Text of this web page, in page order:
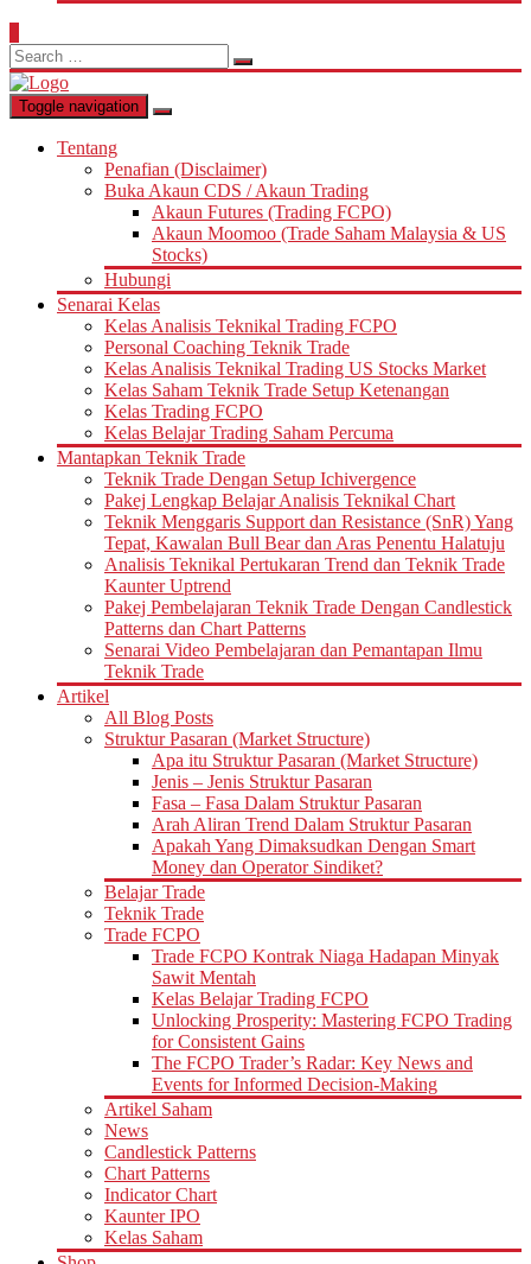
Search
for:
Toggle navigation
Tentang
Penafian (Disclaimer)
Buka Akaun CDS / Akaun Trading
Akaun Futures (Trading FCPO)
Akaun Moomoo (Trade Saham Malaysia & US
Stocks)
Hubungi
Senarai Kelas
Kelas Analisis Teknikal Trading FCPO
Personal Coaching Teknik Trade
Kelas Analisis Teknikal Trading US Stocks Market
Kelas Saham Teknik Trade Setup Ketenangan
Kelas Trading FCPO
Kelas Belajar Trading Saham Percuma
Mantapkan Teknik Trade
Teknik Trade Dengan Setup Ichivergence
Pakej Lengkap Belajar Analisis Teknikal Chart
Teknik Menggaris Support dan Resistance (SnR) Yang
Tepat, Kawalan Bull Bear dan Aras Penentu Halatuju
Analisis Teknikal Pertukaran Trend dan Teknik Trade
Kaunter Uptrend
Pakej Pembelajaran Teknik Trade Dengan Candlestick
Patterns dan Chart Patterns
Senarai Video Pembelajaran dan Pemantapan Ilmu
Teknik Trade
Artikel
All Blog Posts
Struktur Pasaran (Market Structure)
Apa itu Struktur Pasaran (Market Structure)
Jenis – Jenis Struktur Pasaran
Fasa – Fasa Dalam Struktur Pasaran
Arah Aliran Trend Dalam Struktur Pasaran
Apakah Yang Dimaksudkan Dengan Smart
Money dan Operator Sindiket?
Belajar Trade
Teknik Trade
Trade FCPO
Trade FCPO Kontrak Niaga Hadapan Minyak
Sawit Mentah
Kelas Belajar Trading FCPO
Unlocking Prosperity: Mastering FCPO Trading
for Consistent Gains
The FCPO Trader’s Radar: Key News and
Events for Informed Decision-Making
Artikel Saham
News
Candlestick Patterns
Chart Patterns
Indicator Chart
Kaunter IPO
Kelas Saham